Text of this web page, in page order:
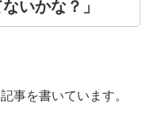
いかな？」
事を書いています。